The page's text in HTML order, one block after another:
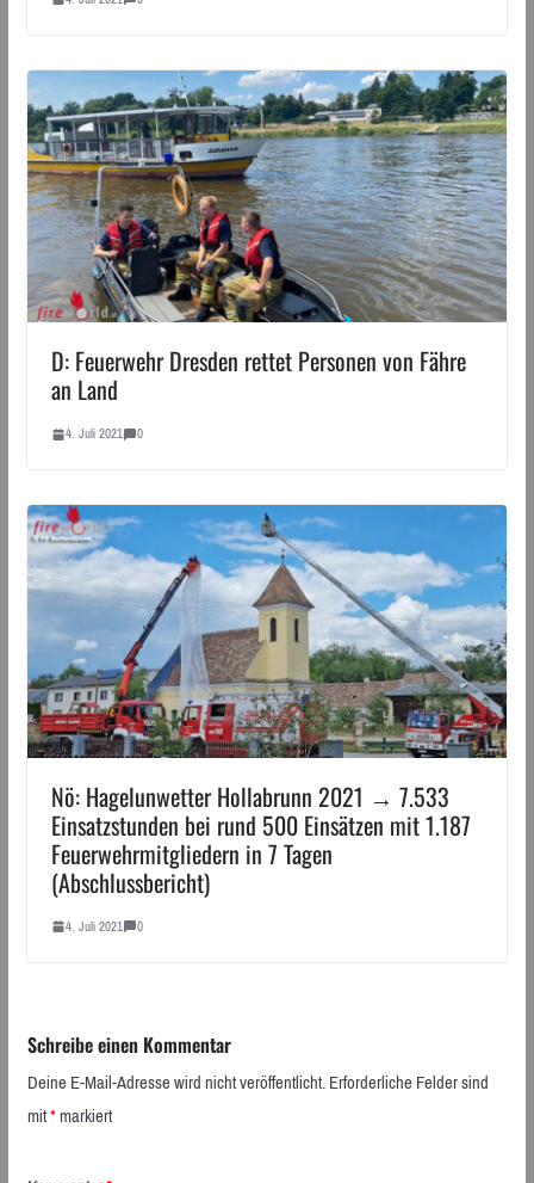
D: Feuerwehr Dresden rettet Personen von Fähre
an Land
4. Juli 2021 0
Nö: Hagelunwetter Hollabrunn 2021 → 7.533
Einsatzstunden bei rund 500 Einsätzen mit 1.187
Feuerwehrmitgliedern in 7 Tagen
(Abschlussbericht)
4. Juli 2021 0
Schreibe einen Kommentar
Deine E-Mail-Adresse wird nicht veröffentlicht.Erforderliche Felder sind
mit*markiert